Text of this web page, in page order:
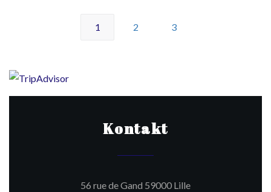
1 2 3
Kontakt
56 rue de Gand 59000 Lille((öffnet ein neues